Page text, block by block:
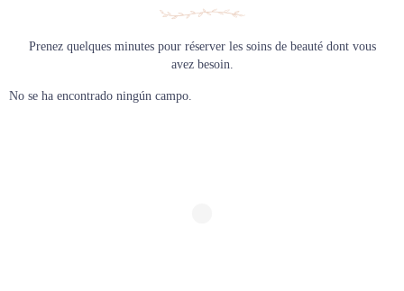
Prenez quelques minutes pour réserver les soins de beauté dont vous
avez besoin.
No se ha encontrado ningún campo.